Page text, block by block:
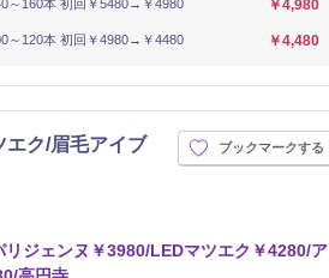
～160本 初回￥5480→￥4980 ￥4,980
～120本 初回￥4980→￥4480 ￥4,480
ク/眉毛アイブ
ブックマークする
ジェンヌ￥3980/LEDマツエク￥4280/ア